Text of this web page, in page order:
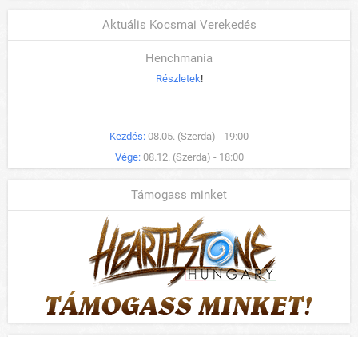
Aktuális Kocsmai Verekedés
Henchmania
Részletek!
Kezdés: 08.05. (Szerda) - 19:00
Vége: 08.12. (Szerda) - 18:00
Támogass minket